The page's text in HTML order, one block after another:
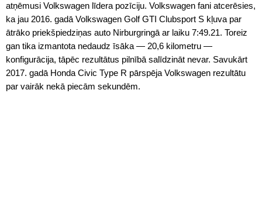
atņēmusi Volkswagen līdera pozīciju. Volkswagen fani atcerēsies,
ka jau 2016. gadā Volkswagen Golf GTI Clubsport S kļuva par
ātrāko priekšpiedziņas auto Nirburgringā ar laiku 7:49.21. Toreiz
gan tika izmantota nedaudz īsāka — 20,6 kilometru —
konfigurācija, tāpēc rezultātus pilnībā salīdzināt nevar. Savukārt
2017. gadā Honda Civic Type R pārspēja Volkswagen rezultātu
par vairāk nekā piecām sekundēm.